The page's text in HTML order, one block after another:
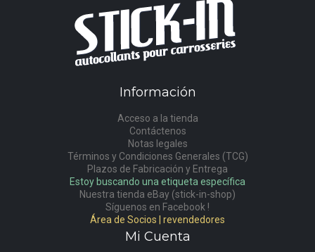
Información
Acceso a la tienda
Contáctenos
Notas legales
Términos y Condiciones Generales (TCG)
Plazos de Fabricación y Entrega
Estoy buscando una etiqueta específica
Nuestra tienda eBay (stick-in-shop)
Síguenos en Facebook !
Área de Socios | revendedores
Mi Cuenta